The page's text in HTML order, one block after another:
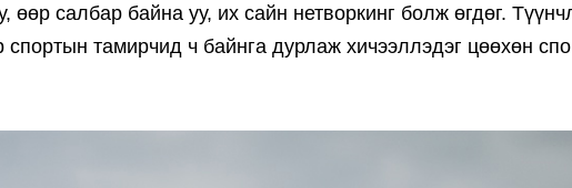
салбар байна уу, их сайн нетворкинг болж өгдөг.
тамирчид ч байнга дурлаж хичээллэдэг цөөхөн